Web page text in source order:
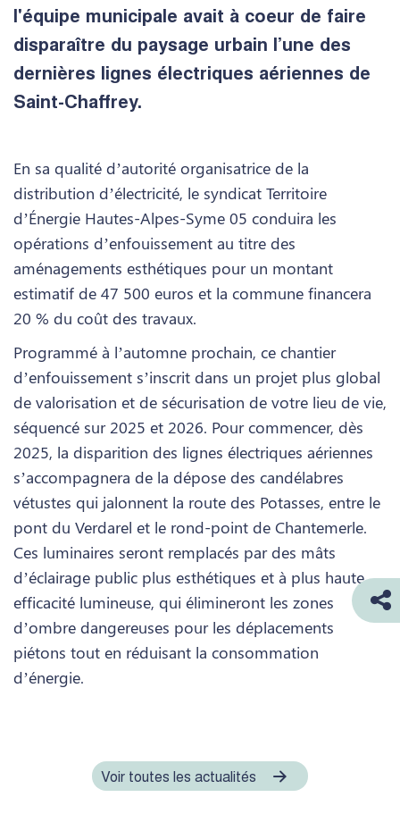
l'équipe municipale avait à coeur de faire
disparaître du paysage urbain l’une des
dernières lignes électriques aériennes de
Saint-Chaffrey.
En sa qualité d’autorité organisatrice de la
distribution d’électricité, le syndicat Territoire
d’Énergie Hautes-Alpes-Syme 05 conduira les
opérations d’enfouissement au titre des
aménagements esthétiques pour un montant
estimatif de 47 500 euros et la commune financera
20 % du coût des travaux.
Programmé à l’automne prochain, ce chantier
d’enfouissement s’inscrit dans un projet plus global
de valorisation et de sécurisation de votre lieu de vie,
séquencé sur 2025 et 2026. Pour commencer, dès
2025, la disparition des lignes électriques aériennes
s’accompagnera de la dépose des candélabres
vétustes qui jalonnent la route des Potasses, entre le
pont du Verdarel et le rond-point de Chantemerle.
Ces luminaires seront remplacés par des mâts
d’éclairage public plus esthétiques et à plus haute
efficacité lumineuse, qui élimineront les zones
d’ombre dangereuses pour les déplacements
piétons tout en réduisant la consommation
d’énergie.
Voir toutes les actualités